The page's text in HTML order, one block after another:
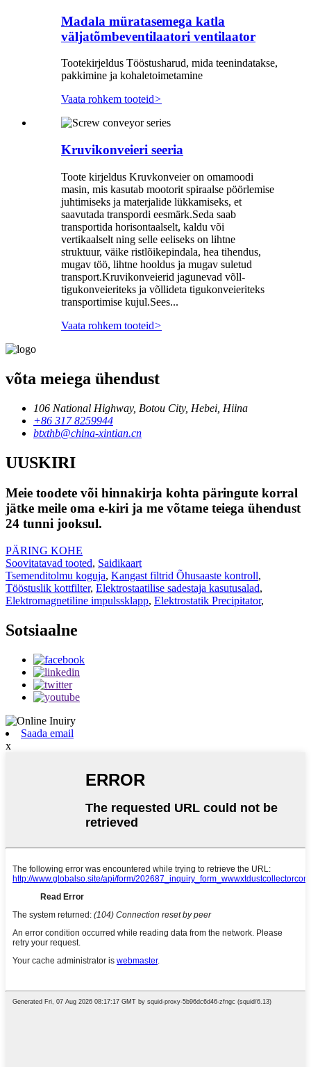
Madala müratasemega katla
väljatõmbeventilaatori ventilaator
Tootekirjeldus Tööstusharud, mida teenindatakse,
pakkimine ja kohaletoimetamine
Vaata rohkem tooteid>
Kruvikonveieri seeria
Toote kirjeldus Kruvkonveier on omamoodi
masin, mis kasutab mootorit spiraalse pöörlemise
juhtimiseks ja materjalide lükkamiseks, et
saavutada transpordi eesmärk.Seda saab
transportida horisontaalselt, kaldu või
vertikaalselt ning selle eeliseks on lihtne
struktuur, väike ristlõikepindala, hea tihendus,
mugav töö, lihtne hooldus ja mugav suletud
transport.Kruvikonveierid jagunevad võll-
tigukonveieriteks ja võllideta tigukonveieriteks
transportimise kujul.Sees...
Vaata rohkem tooteid>
võta meiega ühendust
106 National Highway, Botou City, Hebei, Hiina
+86 317 8259944
btxthb@china-xintian.cn
UUSKIRI
Meie toodete või hinnakirja kohta päringute korral
jätke meile oma e-kiri ja me võtame teiega ühendust
24 tunni jooksul.
PÄRING KOHE
Soovitatavad tooted, Saidikaart
Tsemenditolmu koguja, Kangast filtrid Õhusaaste kontroll,
Tööstuslik kottfilter, Elektrostaatilise sadestaja kasutusalad,
Elektromagnetiline impulssklapp, Elektrostatik Precipitator,
Sotsiaalne
Saada email
x